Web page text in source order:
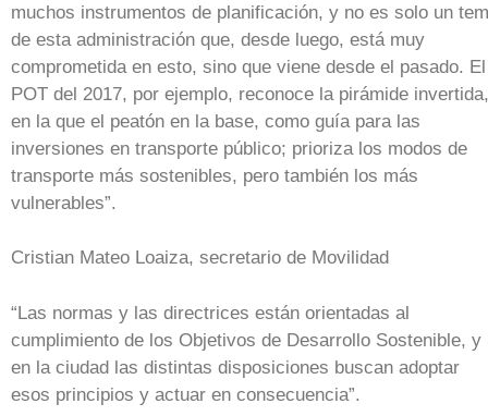
muchos instrumentos de planificación, y no es solo un
de esta administración que, desde luego, está muy
comprometida en esto, sino que viene desde el pasado. El
POT del 2017, por ejemplo, reconoce la pirámide invertida,
en la que el peatón en la base, como guía para las
inversiones en transporte público; prioriza los modos de
transporte más sostenibles, pero también los más
vulnerables”.
Cristian Mateo Loaiza, secretario de Movilidad
“Las normas y las directrices están orientadas al
cumplimiento de los Objetivos de Desarrollo Sostenible, y
en la ciudad las distintas disposiciones buscan adoptar
esos principios y actuar en consecuencia”.